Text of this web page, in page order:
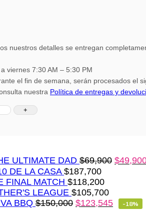
nuestros detalles se entregan
viernes 7:30 AM – 5:30 PM
el fin de semana, serán procesados el
nuestra Política de entregas y
ULTIMATE DAD $69,900 $
DE LA CASA $187,700
FINAL MATCH $118,200
LEAGUE $105,700
BBQ $150,000 $123,545 -18%